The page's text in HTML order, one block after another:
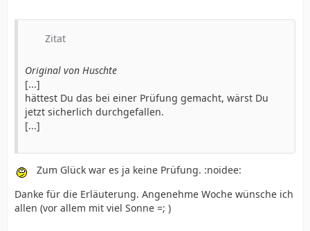
Zitat
Original von Huschte
[...]
hättest Du das bei einer Prüfung gemacht, wärst Du
jetzt sicherlich durchgefallen.
[...]
Zum Glück war es ja keine Prüfung. :noidee:
Danke für die Erläuterung. Angenehme Woche wünsche ich
allen (vor allem mit viel Sonne =; )